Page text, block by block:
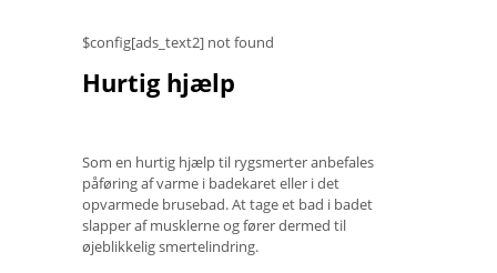
$config[ads_text2] not found
Hurtig hjælp
Som en hurtig hjælp til rygsmerter anbefales
påføring af varme i badekaret eller i det
opvarmede brusebad. At tage et bad i badet
slapper af musklerne og fører dermed til
øjeblikkelig smertelindring.